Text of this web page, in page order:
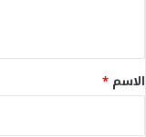
*
الاسم *